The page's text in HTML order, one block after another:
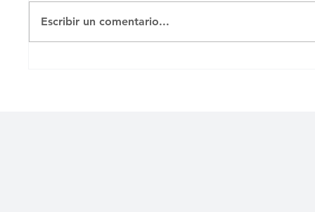
Escribir un comentario...